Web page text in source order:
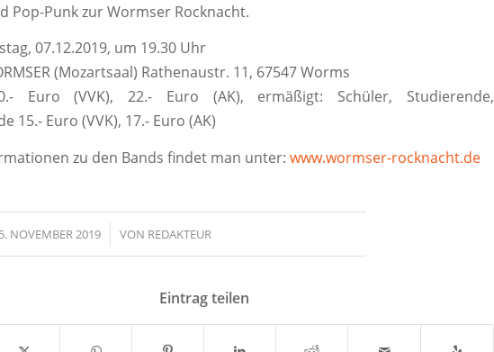
Pop-Punk zur Wormser Rocknacht.
07.12.2019, um 19.30 Uhr
(Mozartsaal) Rathenaustr. 11, 67547 Worms
Euro (VVK), 22.- Euro (AK), ermäßigt: Schüler, Studierende,
15.- Euro (VVK), 17.- Euro (AK)
zu den Bands findet man unter: www.wormser-rocknacht.de
5. NOVEMBER 2019
/ VON REDAKTEUR
Eintrag teilen